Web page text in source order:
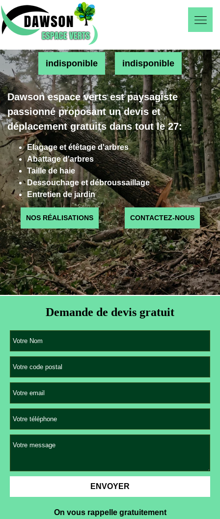
indisponible indisponible
Dawson espace verts est paysagiste
passionné proposant un devis et
déplacement gratuits dans tout le 27:
Elagage et étêtage d'arbres
Abattage d'arbres
Taille de haie
Dessouchage et débroussaillage
Entretien de jardin
NOS RÉALISATIONS CONTACTEZ-NOUS
Demande de devis gratuit
On vous rappelle gratuitement